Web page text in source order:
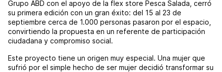
Grupo ABD con el apoyo de la flex store Pesca Salada, cerró
su primera edición con un gran éxito: del 15 al 23 de
septiembre cerca de 1.000 personas pasaron por el espacio,
convirtiendo la propuesta en un referente de participación
ciudadana y compromiso social.
Este proyecto tiene un origen muy especial. Una mujer que
sufrió por el simple hecho de ser mujer decidió transformar su